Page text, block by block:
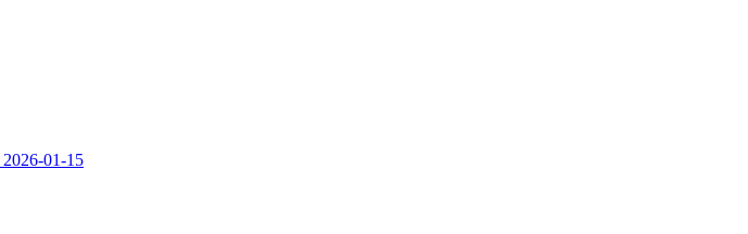
2026-01-15